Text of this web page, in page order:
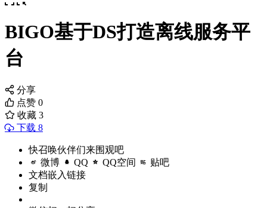
BIGO基于DS打造离线服务平
台
分享
点赞 0
收藏 3
下载 8
快召唤伙伴们来围观吧
微博 QQ QQ空间 贴吧
文档嵌入链接
复制